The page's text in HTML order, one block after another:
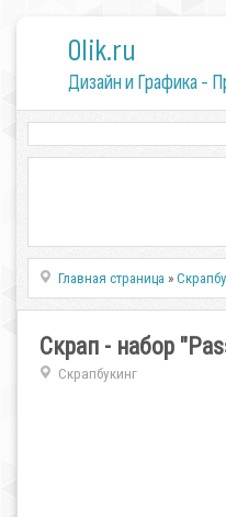
0lik.ru
Дизайн и Графика -
Главная страница »
Скрап - набор
Скрапбукинг